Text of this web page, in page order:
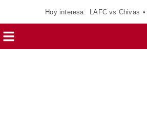
Hoy interesa: LAFC vs Chivas